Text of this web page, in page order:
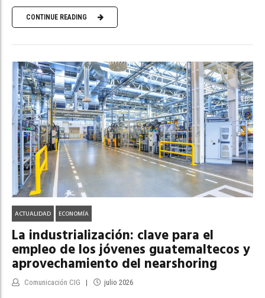
CONTINUE READING
ACTUALIDAD ECONOMÍA
La industrialización: clave para el
empleo de los jóvenes guatemaltecos y
aprovechamiento del nearshoring
Comunicación CIG julio 2026